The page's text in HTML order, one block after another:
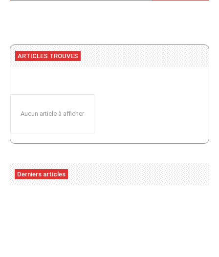
ARTICLES TROUVES
Aucun article à afficher
Derniers articles